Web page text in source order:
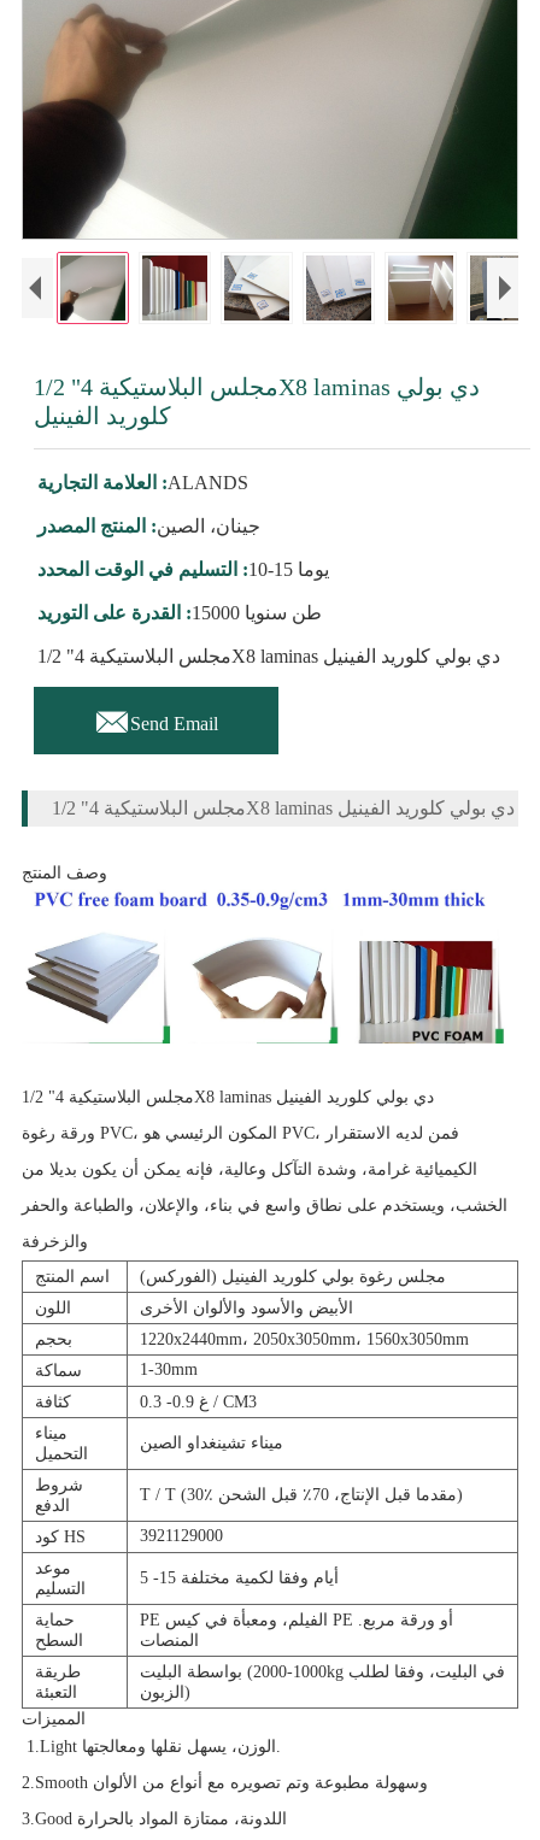
1/2 "مجلس البلاستيكية 4X8 laminas دي بولي
كلوريد الفينيل
العلامة التجارية :ALANDS
المنتج المصدر :جينان، الصين
التسليم في الوقت المحدد : 10-15 يوما
القدرة على التوريد : 15000 طن سنويا
1/2 "مجلس البلاستيكية 4X8 laminas دي بولي كلوريد الفينيل
Send Email
1/2 "مجلس البلاستيكية 4X8 laminas دي بولي كلوريد الفينيل
وصف المنتج
1/2 "مجلس البلاستيكية 4X8 laminas دي بولي كلوريد الفينيل
ورقة رغوة PVC، المكون الرئيسي هو PVC، فمن لديه الاستقرار
الكيميائية غرامة، وشدة التآكل وعالية، فإنه يمكن أن يكون بديلا من
الخشب، ويستخدم على نطاق واسع في بناء، والإعلان، والطباعة والحفر
والزخرفة
اسم المنتج
مجلس رغوة بولي كلوريد الفينيل (الفوركس)
اللون
الأبيض والأسود والألوان الأخرى
بحجم
1220x2440mm، 2050x3050mm، 1560x3050mm
سماكة
1-30mm
كثافة
0.3 -0.9 غ / CM3
ميناء
ميناء تشينغداو الصين
شروط
الدفع
T / T (30٪ مقدما قبل الإنتاج، 70٪ قبل الشحن)
كود HS
3921129000
موعد
التسليم
5 -15 أيام وفقا لكمية مختلفة
حماية
السطح
PE الفيلم، ومعبأة في كيس PE أو ورقة مربع.
المنصات
طريقة
التعبئة
بواسطة البليت (1000-2000kg في البليت، وفقا لطلب
الزبون)
المميزات
2.Smooth وسهولة مطبوعة وتم تصويره مع أنواع من الألوان
3.Good اللدونة، ممتازة المواد بالحرارة